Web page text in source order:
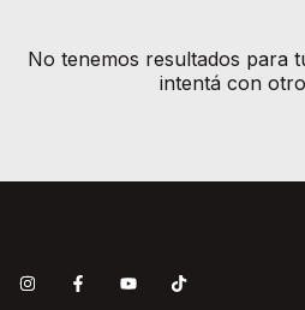
No tenemos resultados para
intentá con